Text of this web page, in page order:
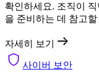
확인하세요. 조직이
을 준비하는 데 참고
자세히 보기
사이버 보안